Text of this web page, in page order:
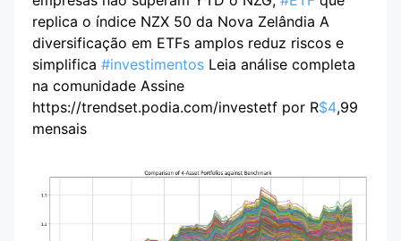
replica o índice NZX 50 da Nova Zelândia A
diversificação em ETFs amplos reduz riscos e
simplifica #investimentos Leia análise completa
na comunidade Assine
https://trendset.podia.com/investetf por R$4,99
mensais